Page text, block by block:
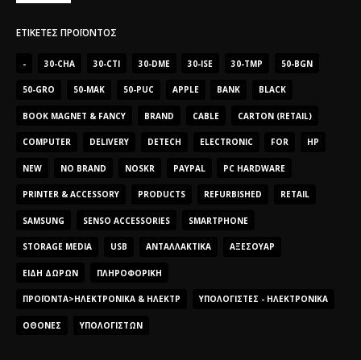
ΕΤΙΚΈΤΕΣ ΠΡΟΪΌΝΤΟΣ
- 30-CHA 30-CTI 30-DME 30-ISE 30-TMP 50-BGN
50-GRO 50-MAK 50-PUC APPLE BANK BLACK
BOOK MAGNET & FANCY BRAND CABLE CARTON (RETAIL)
COMPUTER DELIVERY DETECH ELECTRONIC FOR HP
NEW NO BRAND NOSKR PAYPAL PC HARDWARE
PRINTER & ACCESSORY PRODUCTS REFURBISHED RETAIL
SAMSUNG SENSO ACCESSORIES SMARTPHONE
STORAGE MEDIA USB ΑΝΤΑΛΛΑΚΤΙΚΆ ΑΞΕΣΟΥΆΡ
ΕΊΔΗ ΔΏΡΩΝ ΠΛΗΡΟΦΟΡΙΚΉ
ΠΡΟΪΌΝΤΑ>ΗΛΕΚΤΡΟΝΙΚΆ & ΗΛΕΚΤΡ ΥΠΟΛΟΓΙΣΤΈΣ - ΗΛΕΚΤΡΟΝΙΚΆ
ΟΘΌΝΕΣ ΥΠΟΛΟΓΙΣΤΏΝ